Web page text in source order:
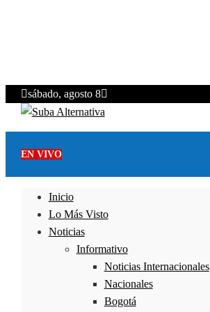
sábado, agosto 8
EN VIVO
Inicio
Lo Más Visto
Noticias
Informativo
Noticias Internacionales
Nacionales
Bogotá